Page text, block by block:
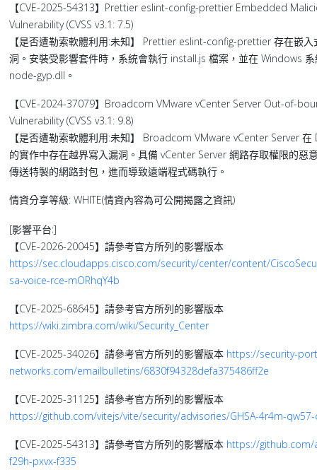
【CVE-2025-54313】Prettier eslint-config-prettier Embedded
Vulnerability (CVSS v3.1: 7.5)
【是否遭勒索軟體利用:未知】 Prettier eslint-config-prettier 存在嵌
洞。安裝受影響套件時，系統會執行 install.js 檔案，並在 Windows
node-gyp.dll。
【CVE-2024-37079】Broadcom VMware vCenter Server Out-of-
Vulnerability (CVSS v3.1: 9.8)
【是否遭勒索軟體利用:未知】 Broadcom VMware vCenter Server 在
的實作中存在越界寫入漏洞。具備 vCenter Server 網路存取權限的惡
傳送特製的網路封包，進而導致遠端程式碼執行。
情資分享等級: WHITE(情資內容為可公開揭露之資訊)
[影響平台:]
【CVE-2026-20045】請參考官方所列的影響版本
https://sec.cloudapps.cisco.com/security/center/content/
sa-voice-rce-mORhqY4b
【CVE-2025-68645】請參考官方所列的影響版本
https://wiki.zimbra.com/wiki/Security_Center
【CVE-2025-34026】請參考官方所列的影響版本 https://security-
networks.com/emailbulletins/6830f94328defa375486ff2e
【CVE-2025-31125】請參考官方所列的影響版本
https://github.com/vitejs/vite/security/advisories/GHSA-4r4m-
【CVE-2025-54313】請參考官方所列的影響版本 https://github.com/
f29h-pxvx-f335